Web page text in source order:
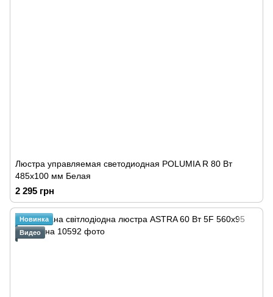
Люстра управляемая светодиодная POLUMIA R 80 Вт
485x100 мм Белая
2 295 грн
Новинка
Видео